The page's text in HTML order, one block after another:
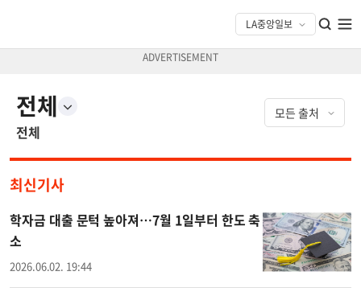
전체
전체
최신기사
학자금 대출 문턱 높아져…7월 1일부터 한도 축
소
2026.06.02. 19:44